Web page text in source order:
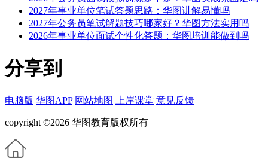
2027年事业单位笔试答题思路：华图讲解易懂吗
2027年公务员笔试解题技巧哪家好？华图方法实用吗
2026年事业单位面试个性化答题：华图培训能做到吗
分享到
电脑版 华图APP 网站地图 上岸课堂 意见反馈
copyright ©2026 华图教育版权所有